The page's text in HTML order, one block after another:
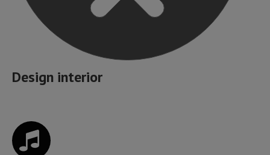
Design interior